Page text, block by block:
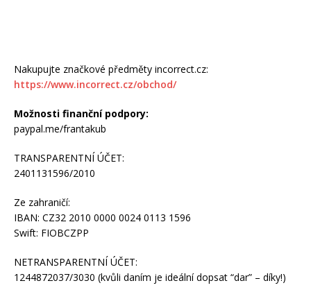
Nakupujte značkové předměty incorrect.cz:
https://www.incorrect.cz/obchod/
Možnosti finanční podpory:
paypal.me/frantakub
TRANSPARENTNÍ ÚČET:
2401131596/2010
Ze zahraničí:
IBAN: CZ32 2010 0000 0024 0113 1596
Swift: FIOBCZPP
NETRANSPARENTNÍ ÚČET:
1244872037/3030 (kvůli daním je ideální dopsat “dar” – díky!)